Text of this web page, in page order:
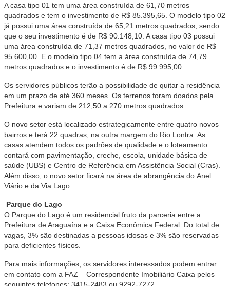
A casa tipo 01 tem uma área construída de 61,70 metros
quadrados e tem o investimento de R$ 85.395,65. O modelo tipo 02
já possui uma área construída de 65,21 metros quadrados, sendo
que o seu investimento é de R$ 90.148,10. A casa tipo 03 possui
uma área construída de 71,37 metros quadrados, no valor de R$
95.600,00. E o modelo tipo 04 tem a área construída de 74,79
metros quadrados e o investimento é de R$ 99.995,00.
Os servidores públicos terão a possibilidade de quitar a residência
em um prazo de até 360 meses. Os terrenos foram doados pela
Prefeitura e variam de 212,50 a 270 metros quadrados.
O novo setor está localizado estrategicamente entre quatro novos
bairros e terá 22 quadras, na outra margem do Rio Lontra. As
casas atendem todos os padrões de qualidade e o loteamento
contará com pavimentação, creche, escola, unidade básica de
saúde (UBS) e Centro de Referência em Assistência Social (Cras).
Além disso, o novo setor ficará na área de abrangência do Anel
Viário e da Via Lago.
Parque do Lago
O Parque do Lago é um residencial fruto da parceria entre a
Prefeitura de Araguaína e a Caixa Econômica Federal. Do total de
vagas, 3% são destinadas a pessoas idosas e 3% são reservadas
para deficientes físicos.
Para mais informações, os servidores interessados podem entrar
em contato com a FAZ – Correspondente Imobiliário Caixa pelos